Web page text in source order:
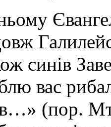
синів
вас
(пор.